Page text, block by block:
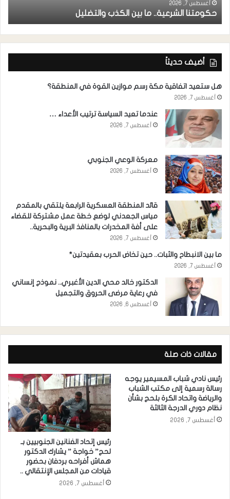
أغسطس 7, 2026
حكومتنا الشرعية.. ما بين الكذب والتضليل
أضيف حديثاً
هل ستعيد اتفاقية مكة رسم موازين القوة في المنطقة؟
أغسطس 7, 2026
عندما تعيد السياسة ترتيب الأعداء …
أغسطس 7, 2026
معركة الوعي الجنوبي
أغسطس 7, 2026
قائد المنطقة العسكرية الرابعة يلتقي بالمقدم
مياس الجعدني لوضع خطة عمل مشتركة للقضاء
على أفة المخدرات بالمنافذ البرية والبحرية..
أغسطس 7, 2026
ما بين الانبطاح والثبات.. حين تخاض الحرب بعقيدتين*
أغسطس 7, 2026
الدكتور خالد محي الدين الأغبري.. نموذج إنساني
في رعاية مرضى الحروق والتجميل
أغسطس 6, 2026
مقالات ذات صلة
رئيس نادي شباب المسيمير يوجه
رسالة رسمية إلى مكتب الشباب
والرياضة واتحاد الكرة بلحج بشأن
نظام دوري الدرجة الثالثة
أغسطس 7, 2026
رئيس إتحاد الفنانين الجنوبيين بـ
لحج” خواجة ” يشارك الدكتور
هماش أفراحه بردفان بحضور
قيادات من المجلس الإنتقالي ..
أغسطس 7, 2026